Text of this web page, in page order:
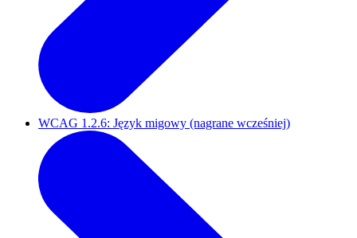
WCAG 1.2.6: Język migowy (nagrane wcześniej)